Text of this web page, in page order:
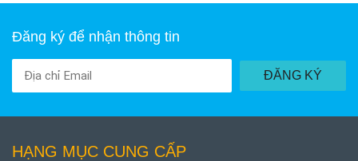
Đăng ký để nhận thông tin
ĐĂNG KÝ
HẠNG MỤC CUNG CẤP